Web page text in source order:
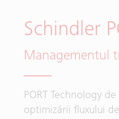
Schindler
Managementul
PORT Technology
optimizării fluxului